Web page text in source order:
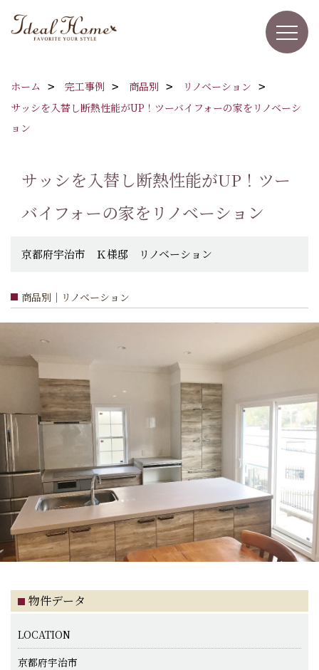
ホーム 完工事例 商品別
リノベーション
サッシを入替し断熱性能がUP！ツーバイフォーの家をリノベーシ
ョン
サッシを入替し断熱性能がUP！ツー
バイフォーの家をリノベーション
京都府宇治市 Ｋ様邸 リノベーション
商品別｜リノベーション
物件データ
LOCATION
京都府宇治市